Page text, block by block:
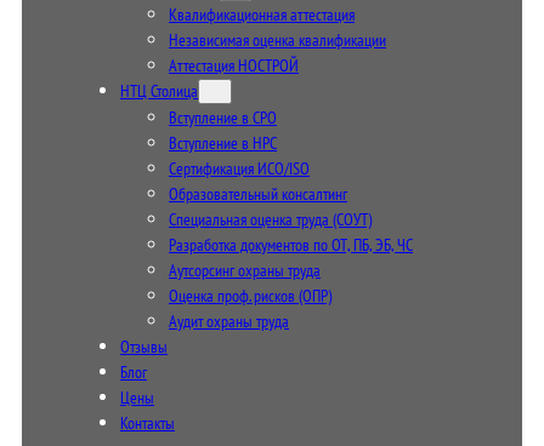
Квалификационная аттестация
Независимая оценка квалификации
Аттестация НОСТРОЙ
НТЦ Столица
Вступление в СРО
Вступление в НРС
Сертификация ИСО/ISO
Образовательный консалтинг
Специальная оценка труда (СОУТ)
Разработка документов по ОТ, ПБ, ЭБ, ЧС
Аутсорсинг охраны труда
Оценка проф. рисков (ОПР)
Аудит охраны труда
Отзывы
Блог
Цены
Контакты